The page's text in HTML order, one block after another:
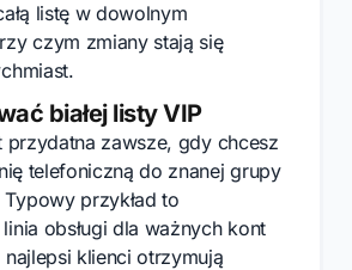
listę w dowolnym
czym zmiany stają się
białej listy VIP
przydatna zawsze, gdy chcesz
telefoniczną do znanej grupy
przykład to
obsługi dla ważnych kont
klienci otrzymują